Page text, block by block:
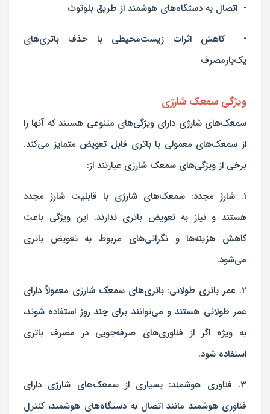
• اتصال به دستگاه‌های هوشمند از طریق بلوتوث
• کاهش اثرات زیست‌محیطی با حذف باتری‌های
یک‌بارمصرف
ویژگی سمعک شارژی
سمعک‌های شارژی دارای ویژگی‌های متنوعی هستند که آنها را
از سمعک‌های معمولی با باتری قابل تعویض متمایز می‌کند.
برخی از ویژگی‌های سمعک شارژی عبارتند از:
1. شارژ مجدد: سمعک‌های شارژی با قابلیت شارژ مجدد
هستند و نیاز به تعویض باتری ندارند. این ویژگی باعث
کاهش هزینه‌ها و نگرانی‌های مربوط به تعویض باتری
می‌شود.
2. عمر باتری طولانی: باتری‌های سمعک شارژی معمولاً دارای
عمر طولانی هستند و می‌توانند برای چند روز استفاده شوند،
به ویژه اگر از فناوری‌های صرفه‌جویی در مصرف باتری
استفاده شود.
3. فناوری هوشمند: بسیاری از سمعک‌های شارژی دارای
فناوری هوشمند مانند اتصال به دستگاه‌های هوشمند، کنترل